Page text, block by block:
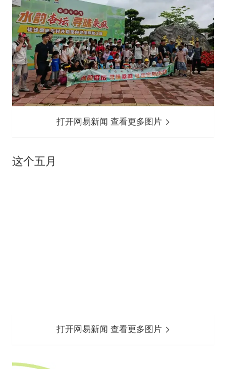
打开网易新闻 查看更多图片
这个五月
打开网易新闻 查看更多图片